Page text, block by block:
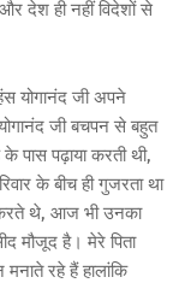
देश ही नहीं विदेशों से
योगानंद जी अपने
जी बचपन से बहुत
पढ़ाया करती थी,
के बीच ही गुजरता था
करते थे, आज भी उनका
मौजूद है। मेरे पिता
रहे हैं हालांकि